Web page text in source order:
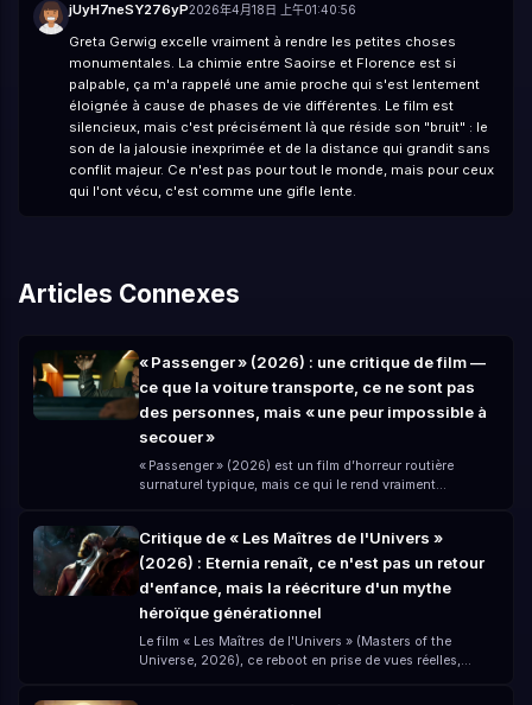
jUyH7neSY276yP2026年4月18日 上午01:40:56
Greta Gerwig excelle vraiment à rendre les petites choses
monumentales. La chimie entre Saoirse et Florence est si
palpable, ça m'a rappelé une amie proche qui s'est lentement
éloignée à cause de phases de vie différentes. Le film est
silencieux, mais c'est précisément là que réside son "bruit" : le
son de la jalousie inexprimée et de la distance qui grandit sans
conflit majeur. Ce n'est pas pour tout le monde, mais pour ceux
qui l'ont vécu, c'est comme une gifle lente.
Articles Connexes
« Passenger » (2026) : une critique de film —
ce que la voiture transporte, ce ne sont pas
des personnes, mais « une peur impossible à
secouer »
« Passenger » (2026) est un film d’horreur routière
surnaturel typique, mais ce qui le rend vraiment
simplement « emporté le danger avec vous dans la
voiture ». Réalisé par André Øvredal, avec Jacob Scipio,
Lou Llobell et Melissa Leo, ce film crée une expérience
d’horreur très « oppressante » avec un petit budget
(environ 15 millions de dollars).
Critique de « Les Maîtres de l'Univers »
(2026) : Eternia renaît, ce n'est pas un retour
d'enfance, mais la réécriture d'un mythe
héroïque générationnel
Le film « Les Maîtres de l'Univers » (Masters of the
Universe, 2026), ce reboot en prise de vues réelles,